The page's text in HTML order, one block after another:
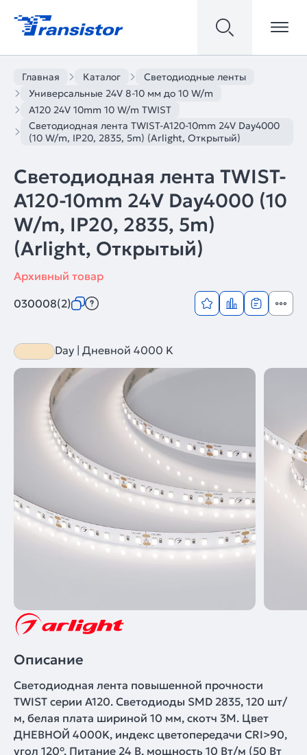
Главная Каталог
Светодиодные ленты
Универсальные 24V 8-10 мм до 10 W/m
A120 24V 10mm 10 W/m TWIST
Светодиодная лента TWIST-A120-10mm 24V Day4000
(10 W/m, IP20, 2835, 5m) (Arlight, Открытый)
Светодиодная лента TWIST-
A120-10mm 24V Day4000 (10
W/m, IP20, 2835, 5m)
(Arlight, Открытый)
Архивный товар
030008(2)
Day | Дневной 4000 K
Описание
Светодиодная лента повышенной прочности
TWIST серии A120. Светодиоды SMD 2835, 120 шт/
м, белая плата шириной 10 мм, скотч 3M. Цвет
ДНЕВНОЙ 4000K, индекс цветопередачи CRI>90,
угол 120°. Питание 24 В, мощность 10 Вт/м (50 Вт